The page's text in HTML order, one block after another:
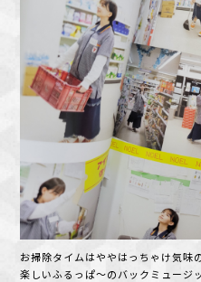
お掃除タイムはややはっちゃけ気味
楽しいふるっぱ～のバックミュージ